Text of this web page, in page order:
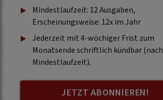
Mindestlaufzeit: 12 Ausgaben,
Erscheinungsweise: 12x im Jahr
Jederzeit mit 4-wöchiger Frist zum
Monatsende schriftlich kündbar (nach
Mindestlaufzeit).
JETZT ABONNIEREN!